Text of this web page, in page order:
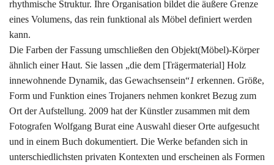
rhythmische Struktur. Ihre Organisation bildet die äußere Grenze
eines Volumens, das rein funktional als Möbel definiert werden
kann.
Die Farben der Fassung umschließen den Objekt(Möbel)-Körper
ähnlich einer Haut. Sie lassen „die dem [Trägermaterial] Holz
innewohnende Dynamik, das Gewachsensein“1 erkennen. Größe,
Form und Funktion eines Trojaners nehmen konkret Bezug zum
Ort der Aufstellung. 2009 hat der Künstler zusammen mit dem
Fotografen Wolfgang Burat eine Auswahl dieser Orte aufgesucht
und in einem Buch dokumentiert. Die Werke befanden sich in
unterschiedlichsten privaten Kontexten und erscheinen als Formen